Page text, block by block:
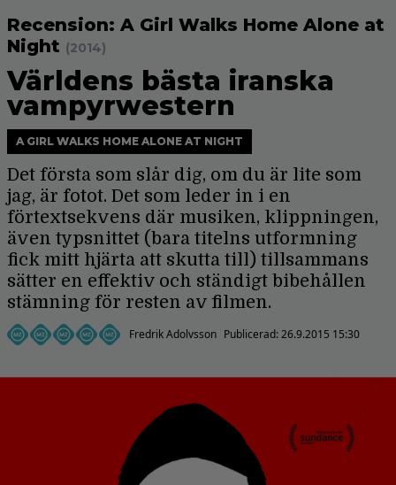
Recension: A Girl Walks Home Alone at
Night (2014)
Världens bästa iranska
vampyrwestern
A GIRL WALKS HOME ALONE AT NIGHT
Det första som slår dig, om du är lite som
jag, är fotot. Det som leder in i en
förtextsekvens där musiken, klippningen,
även typsnittet (bara titelns utformning
fick mitt hjärta att skutta till) tillsammans
sätter en effektiv och ständigt bibehållen
stämning för resten av filmen.
Fredrik Adolvsson Publicerad:26.9.2015 15:30